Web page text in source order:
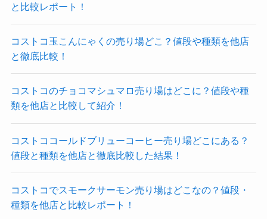
と比較レポート！
コストコ玉こんにゃくの売り場どこ？値段や種類を他店
と徹底比較！
コストコのチョコマシュマロ売り場はどこに？値段や種
類を他店と比較して紹介！
コストココールドブリューコーヒー売り場どこにある？
値段と種類を他店と徹底比較した結果！
コストコでスモークサーモン売り場はどこなの？値段・
種類を他店と比較レポート！